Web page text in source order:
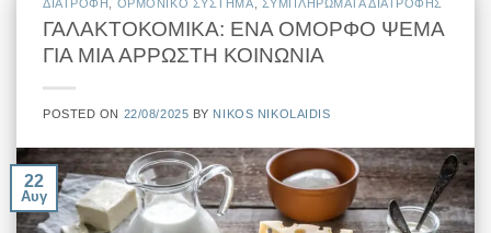
ΔΙΑΤΡΟΦΗ ΟΡΜΟΝΙΚΟ ΣΥΣΤΗΜΑ ΣΥΜΠΛΗΡΩΜΑΤΑ ΔΙΑΤΡΟΦΗΣ
ΓΑΛΑΚΤΟΚΟΜΙΚΑ: ΕΝΑ ΟΜΟΡΦΟ ΨΕΜΑ
ΓΙΑ ΜΙΑ ΑΡΡΩΣΤΗ ΚΟΙΝΩΝΙΑ
POSTED ON 22/08/2025 BY NIKOS NIKOLAIDIS
22
Αυγ